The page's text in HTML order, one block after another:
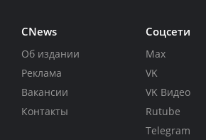
CNews
Об издании
Реклама
Вакансии
Контакты
Соцсети
Max
VK
VK Видео
Rutube
Telegram